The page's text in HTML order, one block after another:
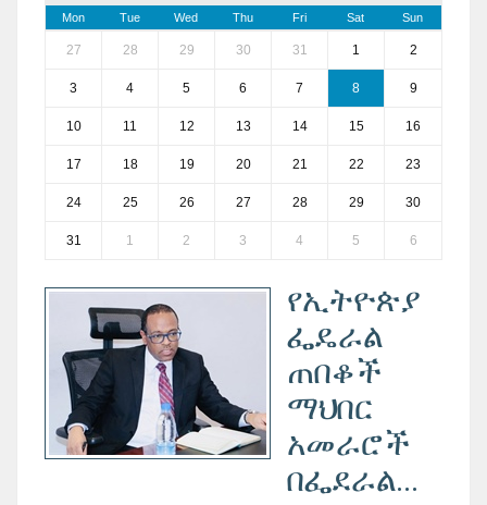
Mon Tue Wed Thu Fri Sat Sun
27 28 29 30 31 1 2
3 4 5 6 7 8 9
10 11 12 13 14 15 16
17 18 19 20 21 22 23
24 25 26 27 28 29 30
31 1 2 3 4 5 6
የኢትዮጵያ
ፌዴራል
ጠበቆች
ማህበር
አመራሮች
በፌደራል...